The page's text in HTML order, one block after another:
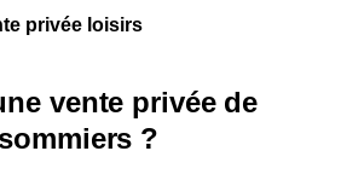
privée loisirs
vente privée de
?